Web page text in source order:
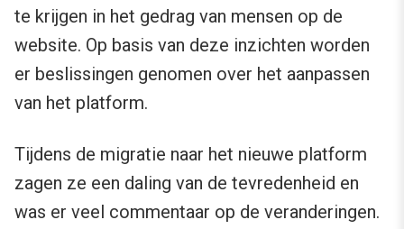
te krijgen in het gedrag van mensen op de
website. Op basis van deze inzichten worden
er beslissingen genomen over het aanpassen
van het platform.
Tijdens de migratie naar het nieuwe platform
zagen ze een daling van de tevredenheid en
was er veel commentaar op de veranderingen.